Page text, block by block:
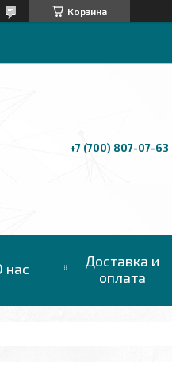
Корзина
+7 (700) 807-07-63
нас
Доставка и
оплата